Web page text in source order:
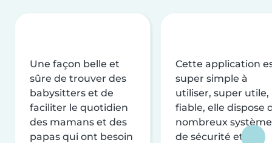
Une façon belle et
sûre de trouver des
babysitters et de
faciliter le quotidien
des mamans et des
papas qui ont besoin
Cette application
super simple à
utiliser, super utile,
fiable, elle dispose
nombreux
de sécurité et de